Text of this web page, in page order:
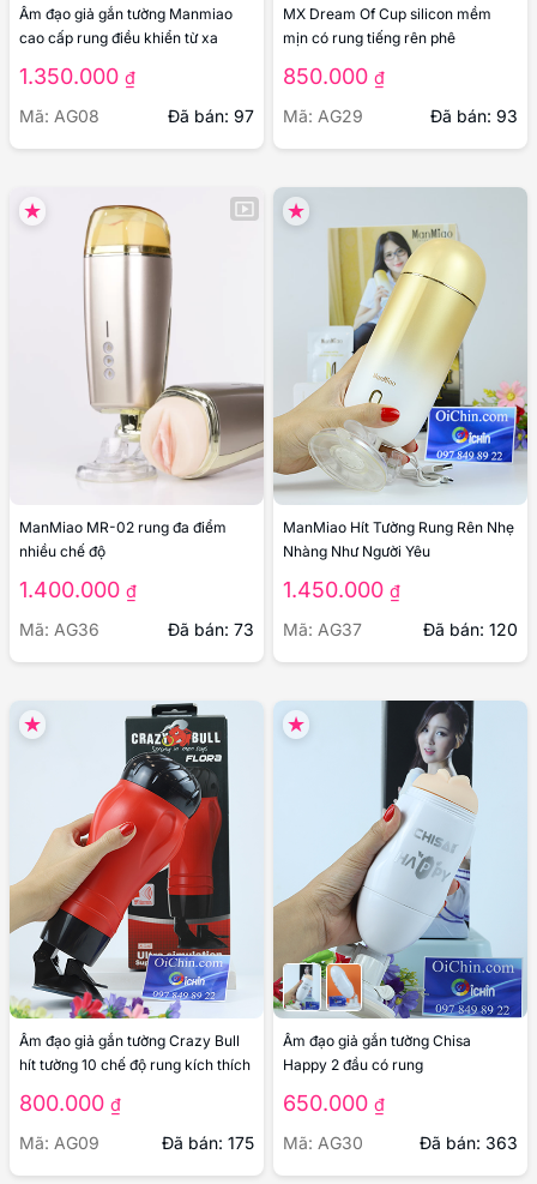
Âm đạo giả gắn tường Manmiao
cao cấp rung điều khiển từ xa
1.350.000 ₫
Mã: AG08
Đã bán: 97
MX Dream Of Cup silicon mềm
mịn có rung tiếng rên phê
850.000 ₫
Mã: AG29
Đã bán: 93
ManMiao MR-02 rung đa điểm
nhiều chế độ
1.400.000 ₫
Mã: AG36
Đã bán: 73
ManMiao Hít Tường Rung Rên Nhẹ
Nhàng Như Người Yêu
1.450.000 ₫
Mã: AG37
Đã bán: 120
Âm đạo giả gắn tường Crazy Bull
hít tường 10 chế độ rung kích thích
800.000 ₫
Mã: AG09
Đã bán: 175
Âm đạo giả gắn tường Chisa
Happy 2 đầu có rung
650.000 ₫
Mã: AG30
Đã bán: 363